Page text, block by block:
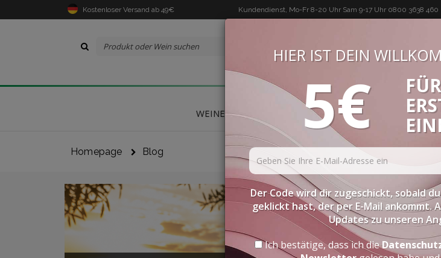
Kostenloser Versand ab 49€ Kundendienst, Mo-Fr 8-20 Uhr Sam 9-17 Uhr0800 3638 460
BUON VINO, BUONA
WEINE DELIKATESSEN PROBIERPAKETE
Homepage Blog
HIER IST DEIN
5€
Der Code wird dir zugeschickt, sobald
geklickt hast, der per E-Mail ankommt.
Updates zu unseren
Ich bestätige, dass ich die